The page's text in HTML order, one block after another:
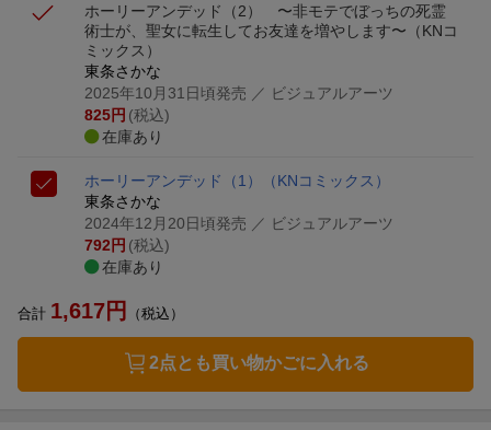
ホーリーアンデッド（2） 〜非モテでぼっちの死霊
術士が、聖女に転生してお友達を増やします〜 （KNコ
ミックス）
東条さかな
2025年10月31日頃発売 ／ ビジュアルアーツ
825円 (税込)
在庫あり
ホーリーアンデッド（1）
（KNコミックス）
東条さかな
2024年12月20日頃発売 ／ ビジュアルアーツ
792 円 (税込)
在庫あり
合計 1,617円 （税込）
2点とも買い物かごに入れる